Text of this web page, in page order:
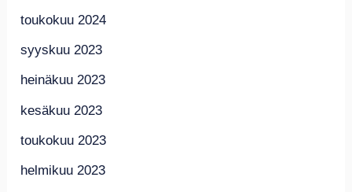
toukokuu 2024
syyskuu 2023
heinäkuu 2023
kesäkuu 2023
toukokuu 2023
helmikuu 2023